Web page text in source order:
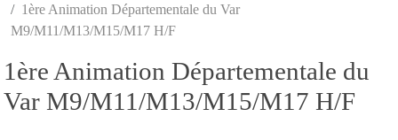
1ère Animation Départementale du Var
M9/M11/M13/M15/M17 H/F
1ère Animation Départementale du
Var M9/M11/M13/M15/M17 H/F